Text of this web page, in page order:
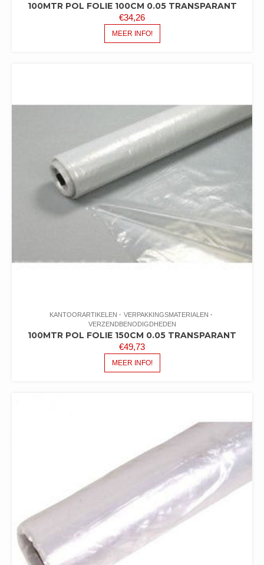
100MTR POL FOLIE 100CM 0.05 TRANSPARANT
€34,26
MEER INFO!
KANTOORARTIKELEN
VERPAKKINGSMATERIALEN
VERZENDBENODIGDHEDEN
100MTR POL FOLIE 150CM 0.05 TRANSPARANT
€49,73
MEER INFO!